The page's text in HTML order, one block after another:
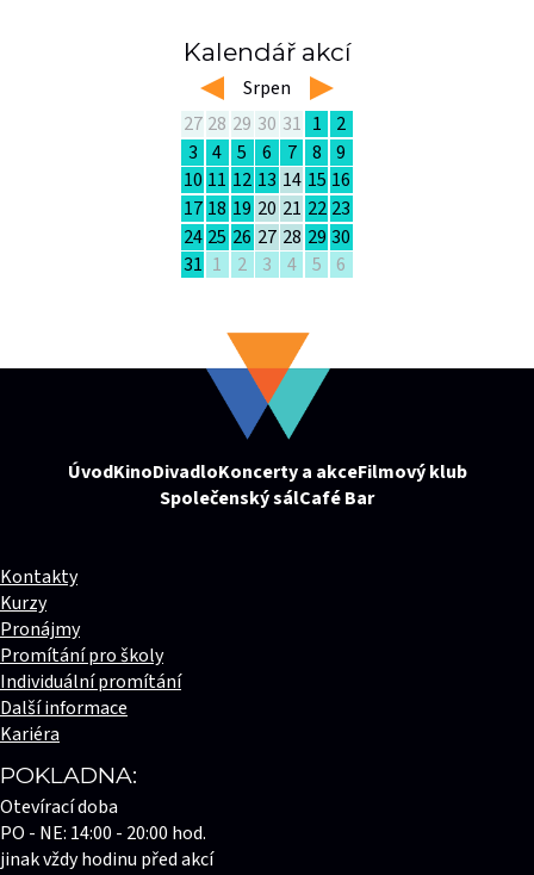
Kalendář akcí
left Srpen right
27 28 29 30 31 1
2
3
4 5 6 7 8
9
10 11 12 13 14 15 16
17 18 19 20 21 22 23
24 25 26 27 28 29 30
31 1 2 3 4 5 6
ÚvodKinoDivadloKoncerty a akceFilmový klub
Společenský sálCafé Bar
Kontakty
Kurzy
Pronájmy
Promítání pro školy
Individuální promítání
Další informace
Kariéra
POKLADNA:
Otevírací doba
PO - NE: 14:00 - 20:00 hod.
jinak vždy hodinu před akcí